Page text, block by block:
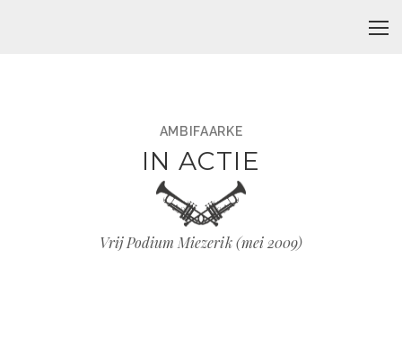
AMBIFAARKE
IN ACTIE
Vrij Podium Miezerik (mei 2009)